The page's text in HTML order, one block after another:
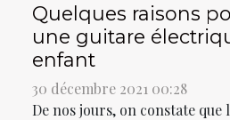
Quelques raisons
une guitare
enfant
30 décembre 2021 00:28
De nos jours, on constate que